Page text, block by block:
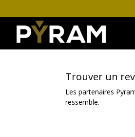
Trouver un
Les partenaires
ressemble.